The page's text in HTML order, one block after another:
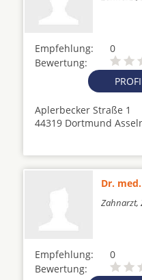
Empfehlung:
0
Bewertung:
Aplerbecker Straße 1
44319 Dortmund
Dr.
Zahnarzt,
Empfehlung:
0
Bewertung: